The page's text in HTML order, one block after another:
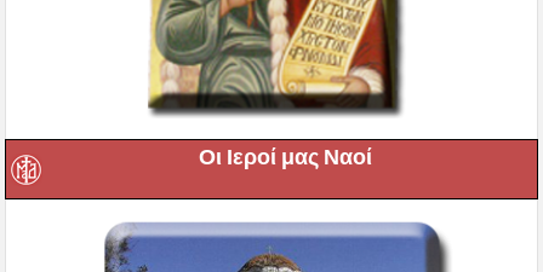
Οι Ιεροί μας Ναοί